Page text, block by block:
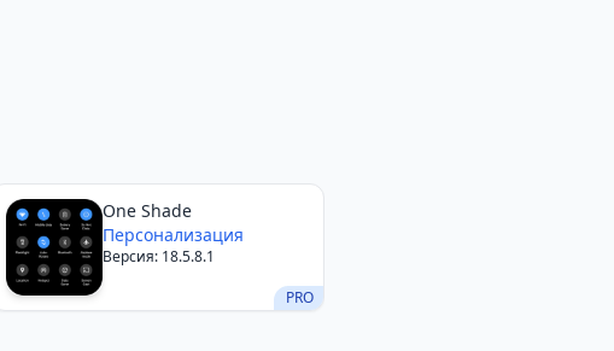
PRO
One Shade
Персонализация
Версия: 18.5.8.1